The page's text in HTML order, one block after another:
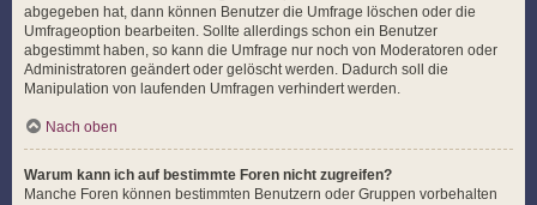
abgegeben hat, dann können Benutzer die Umfrage löschen oder die
Umfrageoption bearbeiten. Sollte allerdings schon ein Benutzer
abgestimmt haben, so kann die Umfrage nur noch von Moderatoren oder
Administratoren geändert oder gelöscht werden. Dadurch soll die
Manipulation von laufenden Umfragen verhindert werden.
Nach oben
Warum kann ich auf bestimmte Foren nicht zugreifen?
Manche Foren können bestimmten Benutzern oder Gruppen vorbehalten